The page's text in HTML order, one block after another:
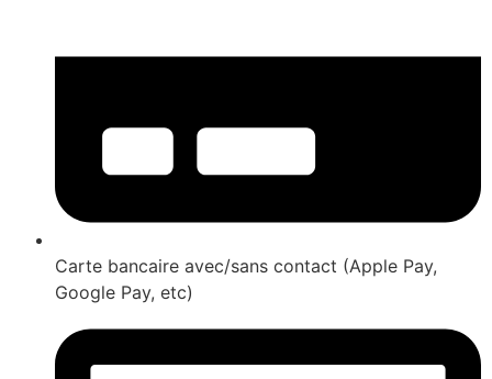
Carte bancaire avec/sans contact (Apple Pay,
Google Pay, etc)